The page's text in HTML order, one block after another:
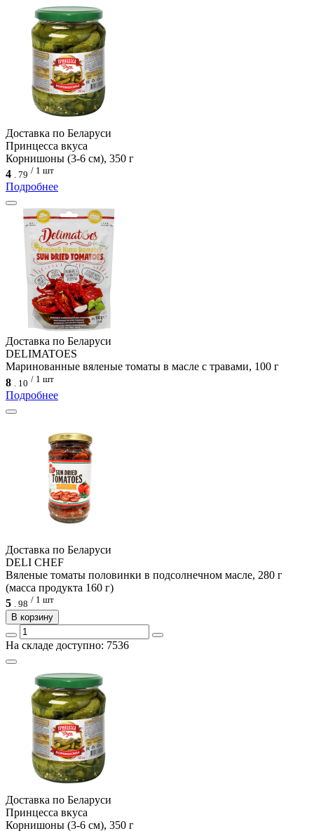
Доcтавка по Беларуси
Принцесса вкуса
Корнишоны (3-6 см), 350 г
4 . 79 / 1 шт
Подробнее
Доcтавка по Беларуси
DELIMATOES
Маринованные вяленые томаты в масле с травами, 100 г
8
10 / 1 шт
Подробнее
Доcтавка по Беларуси
DELI CHEF
Вяленые томаты половинки в подсолнечном масле, 280 г
(масса продукта 160 г)
5 . 98 / 1 шт
В корзину
На складе доступно: 7536
Доcтавка по Беларуси
Принцесса вкуса
Корнишоны (3-6 см), 350 г